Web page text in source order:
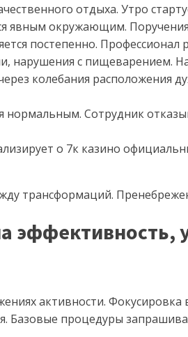
отдыха. Утро
явным окружающим. Поручения
постепенно.
нарушения с пищеварением.
колебания расположения
нормальным. Сотрудник
о 7к казино
трансформаций.
эффективность,
активности.
Базовые процедуры